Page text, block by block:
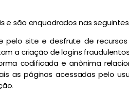
e são enquadrados nas
site e desfrute de
a criação de logins
codificada e anônima
as páginas acessadas pelo